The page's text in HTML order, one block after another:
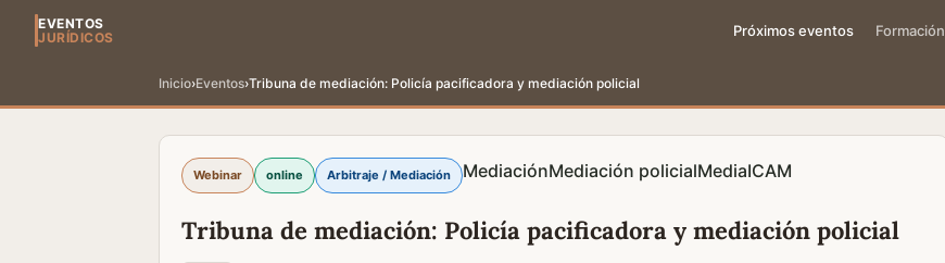
EVENTOS
JURÍDICOS
Próximos eventos Formación
Inicio›Eventos›Tribuna de mediación: Policía pacificadora y mediación policial
Webinar online Arbitraje / Mediación MediaciónMediación policialMediaICAM
Tribuna de mediación: Policía pacificadora y mediación policial